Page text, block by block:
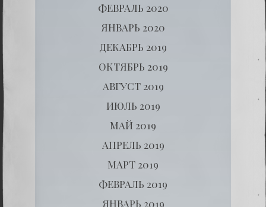
ФЕВРАЛЬ 2020
ЯНВАРЬ 2020
ДЕКАБРЬ 2019
ОКТЯБРЬ 2019
АВГУСТ 2019
ИЮЛЬ 2019
МАЙ 2019
АПРЕЛЬ 2019
МАРТ 2019
ФЕВРАЛЬ 2019
ЯНВАРЬ 2019